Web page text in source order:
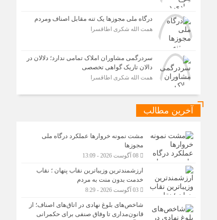
درگاه ملی مجوزها یک تنه مقابل اصناف ومردم
همت الله شکری اطاقسرا
سردرگمی مشاوران املاک تمامی ندارد؛ دلالان در
دالان تاریک گواهی تخصصی
همت الله شکری اطاقسرا
آخرین مطالب
مشت نمونه خروارها عملکرد درگاه ملی
مجوزها
08 آگوست 2026 - 13:09
ارزشمندترین وزیباترین نقاب پنهان ؛ نقاب
خدمت بدون منت به مردم
03 آگوست 2026 - 8:29
شاخص‌های بلوغ نهادی در اتاق‌های اصناف؛ از
قانون‌مداری تا وفاق صنفی برای حکمرانی